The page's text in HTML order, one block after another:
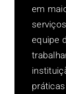
em
equipe